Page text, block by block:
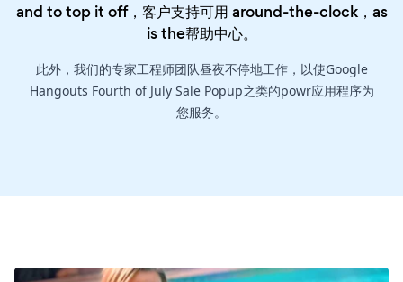
and to top it off，客户支持可用 around-the-clock，as
is the帮助中心。
此外，我们的专家工程师团队昼夜不停地工作，以使Google
Hangouts Fourth of July Sale Popup之类的powr应用程序为
您服务。